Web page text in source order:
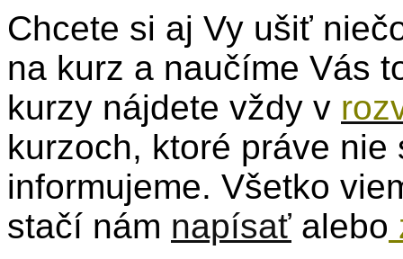
Chcete si aj Vy ušiť
na kurz a naučíme Vás
kurzy nájdete vždy v
kurzoch, ktoré práve
informujeme. Všetko
stačí nám napísať alebo